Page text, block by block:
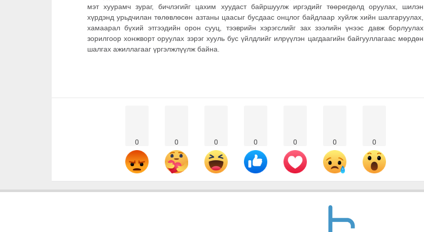
мэт хуурамч зураг, бичлэгийг цахим хуудаст байршуулж иргэдийг төөрөгдөлд оруулах, шилэн
хүрдэнд урьдчилан төлөвлөсөн азтаны цаасыг бусдаас онцлог байдлаар хуйлж хийн шалгаруулах,
хамаарал бүхий этгээдийн орон сууц, тээврийн хэрэгслийг зах зээлийн үнээс давж борлуулах
зорилгоор хонжворт оруулах зэрэг хууль бус үйлдлийг илрүүлэн цагдаагийн байгууллагаас мөрдөн
шалгах ажиллагааг үргэлжлүүлж байна.
0 0 0 0 0 0 0